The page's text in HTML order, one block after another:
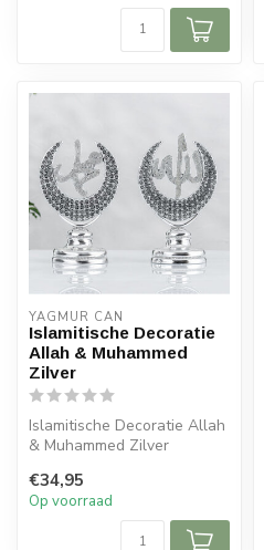
YAGMUR CAN
Islamitische Decoratie
Allah & Muhammed
Zilver
Islamitische Decoratie Allah
& Muhammed Zilver
€34,95
Op voorraad